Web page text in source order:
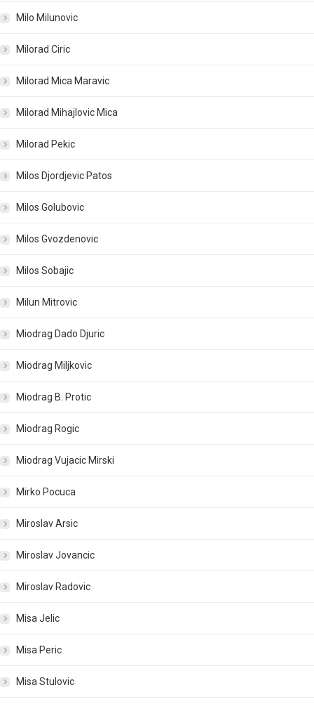
Milo Milunovic
Milorad Ciric
Milorad Mica Maravic
Milorad Mihajlovic Mica
Milorad Pekic
Milos Djordjevic Patos
Milos Golubovic
Milos Gvozdenovic
Milos Sobajic
Milun Mitrovic
Miodrag Dado Djuric
Miodrag Miljkovic
Miodrag B. Protic
Miodrag Rogic
Miodrag Vujacic Mirski
Mirko Pocuca
Miroslav Arsic
Miroslav Jovancic
Miroslav Radovic
Misa Jelic
Misa Peric
Misa Stulovic